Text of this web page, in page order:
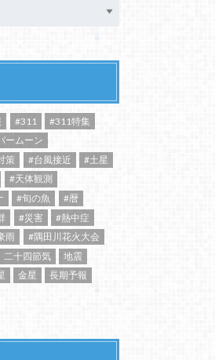
#311
#311特集
ームーン
策 #台風接近
#土星
#天体観測
#旬の魚
#暦
#災害
#熱中症
雨
#隅田川花火大会
二十四節気
地震
金星
長期予報